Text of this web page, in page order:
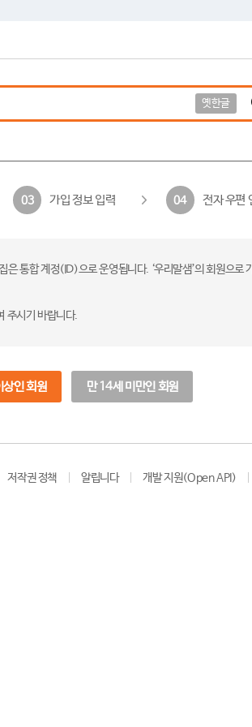
옛한글
03 가입 정보 입력 04 전자 우편
은 통합 계정(ID)으로 운영됩니다. ‘우리말샘’의 회원으
주시기 바랍니다.
인 회원 만 14세 미만인 회원
저작권 정책 알립니다 개발 지원(Open API)